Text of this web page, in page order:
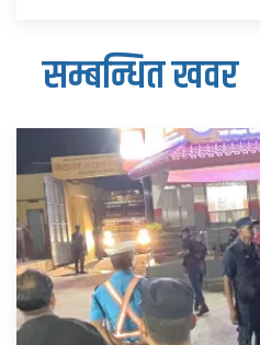
सम्बन्धित खवर